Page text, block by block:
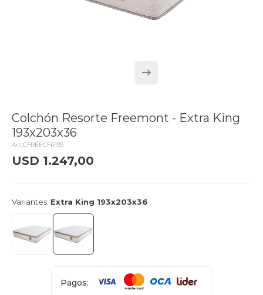
Colchón Resorte Freemont - Extra King
193x203x36
CFREECFR193
USD 1.247,00
Variantes: Extra King 193x203x36
Pagos: